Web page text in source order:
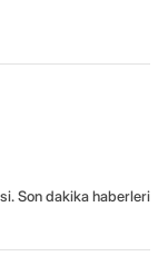
Son dakika haberleri